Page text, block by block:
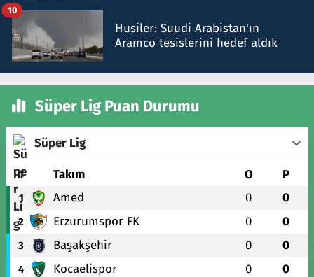
Husiler: Suudi Arabistan'ın
Aramco tesislerini hedef aldık
10
Süper Lig Puan Durumu
Süper Lig
# Takım O P
1 Amed 0 0
2 Erzurumspor FK 0 0
3 Başakşehir 0 0
4 Kocaelispor 0 0